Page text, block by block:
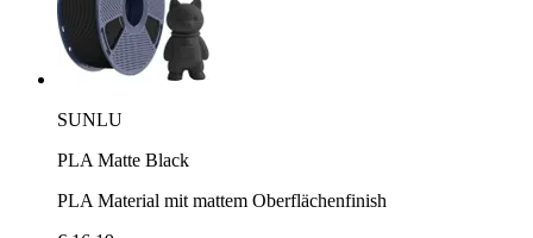
SUNLU
PLA Matte Black
PLA Material mit mattem Oberflächenfinish